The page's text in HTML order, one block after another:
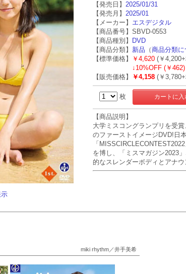
【発売日】 2025/01/31
【発売月】 2025/01
【メーカー】 エスデジタル
【商品番号】SBVD-0553
【商品種別】
DVD
【商品分類】 新品 （商品分類に
【標準価格】
￥4,620 (￥
↓ 10%OFF (￥462)
【販売価格】
￥4,158 (￥
枚
【商品説明】
大学ミスコングランプリを受
のファーストイメージDVD!日
「
を博し、「ミスマガジン2023
的なスレンダーボディとアナ
miki rhythm／井手美希